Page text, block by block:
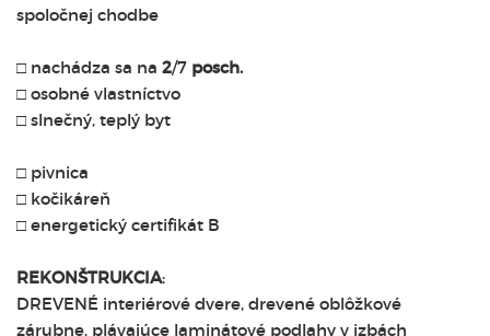
spoločnej chodbe
□ nachádza sa na 2/7 posch.
□ osobné vlastníctvo
□ slnečný, teplý byt
□ pivnica
□ kočikáreň
□ energetický certifikát B
REKONŠTRUKCIA:
DREVENÉ interiérové dvere, drevené oblôžkové
zárubne, plávajúce laminátové podlahy v izbách